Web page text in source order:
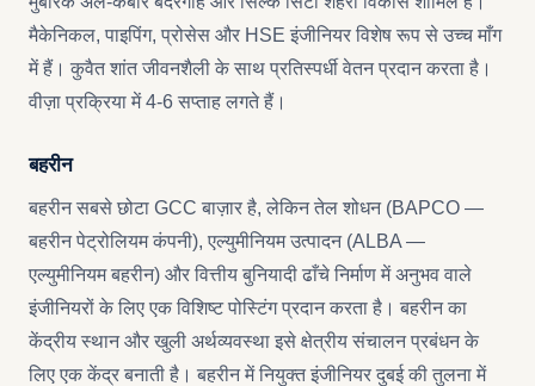
मैकेनिकल, पाइपिंग, प्रोसेस और HSE इंजीनियर विशेष रूप से उच्च माँग
में हैं। कुवैत शांत जीवनशैली के साथ प्रतिस्पर्धी वेतन प्रदान करता है।
वीज़ा प्रक्रिया में 4-6 सप्ताह लगते हैं।
बहरीन
बहरीन सबसे छोटा GCC बाज़ार है, लेकिन तेल शोधन (BAPCO —
बहरीन पेट्रोलियम कंपनी), एल्युमीनियम उत्पादन (ALBA —
एल्युमीनियम बहरीन) और वित्तीय बुनियादी ढाँचे निर्माण में अनुभव वाले
इंजीनियरों के लिए एक विशिष्ट पोस्टिंग प्रदान करता है। बहरीन का
केंद्रीय स्थान और खुली अर्थव्यवस्था इसे क्षेत्रीय संचालन प्रबंधन के
लिए एक केंद्र बनाती है। बहरीन में नियुक्त इंजीनियर दुबई की तुलना में